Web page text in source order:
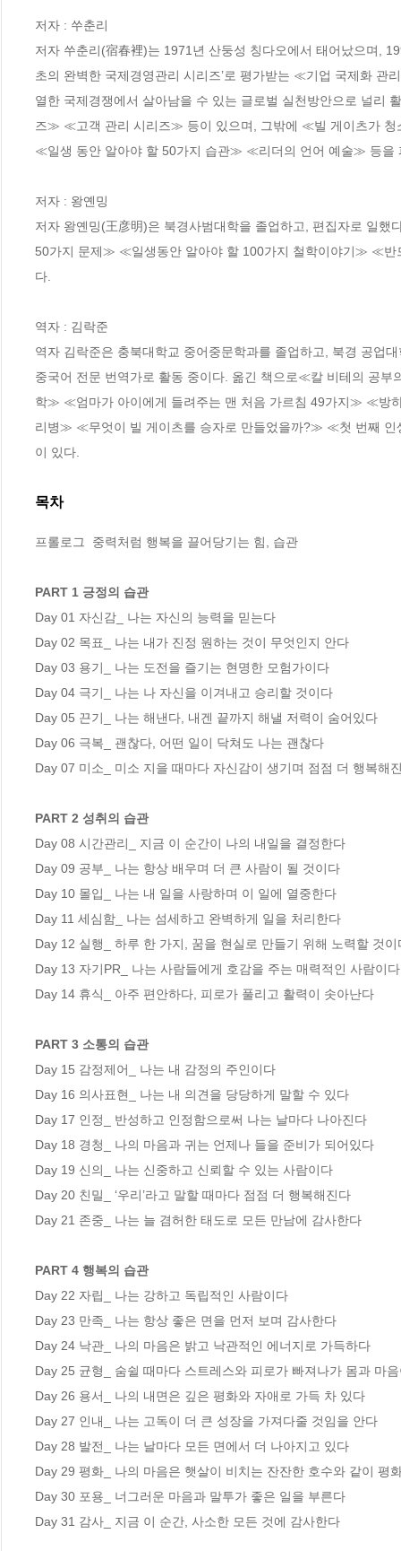
저자 : 쑤춘리
저자 쑤춘리(宿春裡)는 1971년 산둥성 칭다오에서 태어났으며,
초의 완벽한 국제경영관리 시리즈’로 평가받는 ≪기업 국제화
열한 국제경쟁에서 살아남을 수 있는 글로벌 실천방안으로 널
즈≫ ≪고객 관리 시리즈≫ 등이 있으며, 그밖에 ≪빌 게이츠가
≪일생 동안 알아야 할 50가지 습관≫ ≪리더의 언어 예술≫ 등을
저자 : 왕옌밍
저자 왕옌밍(王彦明)은 북경사범대학을 졸업하고, 편집자로
50가지 문제≫ ≪일생동안 알아야 할 100가지 철학이야기≫ ≪반
다.
역자 : 김락준
역자 김락준은 충북대학교 중어중문학과를 졸업하고, 북경 공업
중국어 전문 번역가로 활동 중이다. 옮긴 책으로≪칼 비테의
학≫ ≪엄마가 아이에게 들려주는 맨 처음 가르침 49가지≫ ≪방
리병≫ ≪무엇이 빌 게이츠를 승자로 만들었을까?≫ ≪첫 번째
이 있다.
목차
프롤로그  중력처럼 행복을 끌어당기는 힘, 습관
PART 1 긍정의 습관
Day 01 자신감_ 나는 자신의 능력을 믿는다
Day 02 목표_ 나는 내가 진정 원하는 것이 무엇인지 안다
Day 03 용기_ 나는 도전을 즐기는 현명한 모험가이다
Day 04 극기_ 나는 나 자신을 이겨내고 승리할 것이다
Day 05 끈기_ 나는 해낸다, 내겐 끝까지 해낼 저력이 숨어있다
Day 06 극복_ 괜찮다, 어떤 일이 닥쳐도 나는 괜찮다
Day 07 미소_ 미소 지을 때마다 자신감이 생기며 점점 더 행복해
PART 2 성취의 습관
Day 08 시간관리_ 지금 이 순간이 나의 내일을 결정한다
Day 09 공부_ 나는 항상 배우며 더 큰 사람이 될 것이다
Day 10 몰입_ 나는 내 일을 사랑하며 이 일에 열중한다
Day 11 세심함_ 나는 섬세하고 완벽하게 일을 처리한다
Day 12 실행_ 하루 한 가지, 꿈을 현실로 만들기 위해 노력할 것
Day 13 자기PR_ 나는 사람들에게 호감을 주는 매력적인 사람이
Day 14 휴식_ 아주 편안하다, 피로가 풀리고 활력이 솟아난다
PART 3 소통의 습관
Day 15 감정제어_ 나는 내 감정의 주인이다
Day 16 의사표현_ 나는 내 의견을 당당하게 말할 수 있다
Day 17 인정_ 반성하고 인정함으로써 나는 날마다 나아진다
Day 18 경청_ 나의 마음과 귀는 언제나 들을 준비가 되어있다
Day 19 신의_ 나는 신중하고 신뢰할 수 있는 사람이다
Day 20 친밀_ ‘우리’라고 말할 때마다 점점 더 행복해진다
Day 21 존중_ 나는 늘 겸허한 태도로 모든 만남에 감사한다
PART 4 행복의 습관
Day 22 자립_ 나는 강하고 독립적인 사람이다
Day 23 만족_ 나는 항상 좋은 면을 먼저 보며 감사한다
Day 24 낙관_ 나의 마음은 밝고 낙관적인 에너지로 가득하다
Day 25 균형_ 숨쉴 때마다 스트레스와 피로가 빠져나가 몸과 마
Day 26 용서_ 나의 내면은 깊은 평화와 자애로 가득 차 있다
Day 27 인내_ 나는 고독이 더 큰 성장을 가져다줄 것임을 안다
Day 28 발전_ 나는 날마다 모든 면에서 더 나아지고 있다
Day 29 평화_ 나의 마음은 햇살이 비치는 잔잔한 호수와 같이 평
Day 30 포용_ 너그러운 마음과 말투가 좋은 일을 부른다
Day 31 감사_ 지금 이 순간, 사소한 모든 것에 감사한다